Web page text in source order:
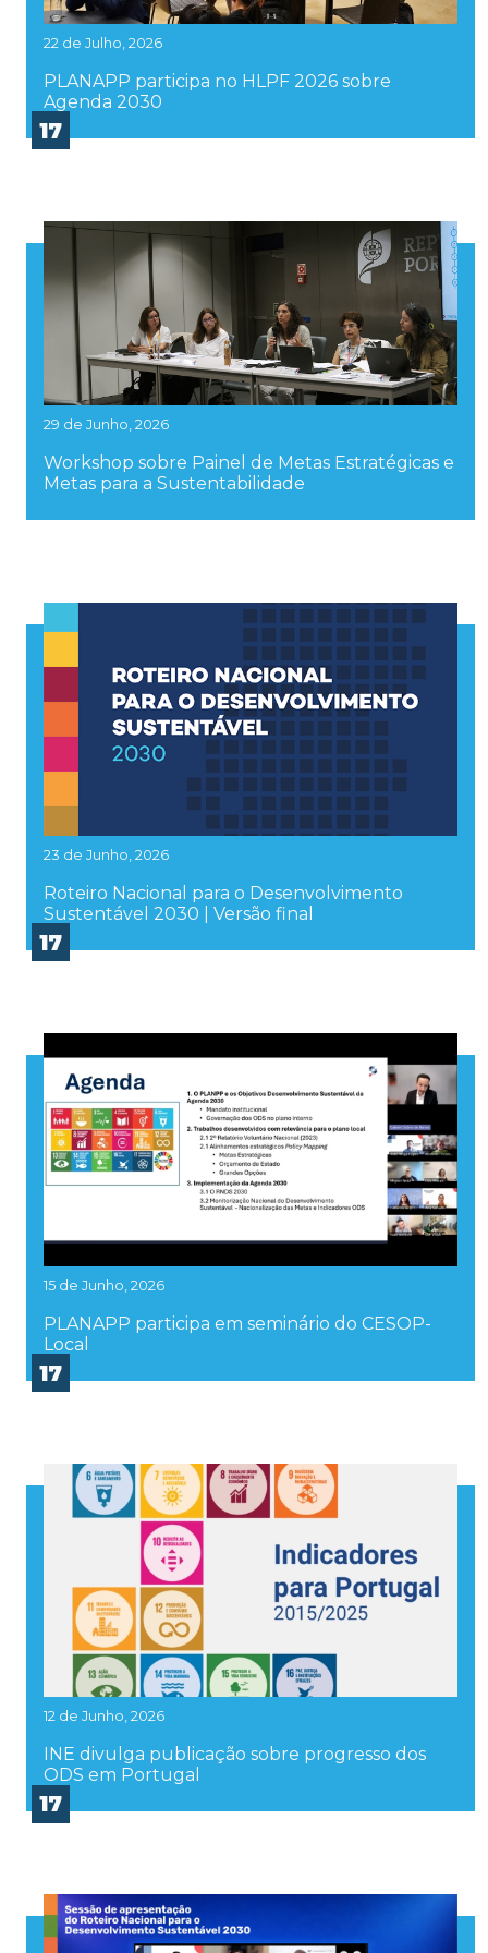
22 de Julho, 2026
PLANAPP participa no HLPF 2026 sobre
Agenda 2030
17
29 de Junho, 2026
Workshop sobre Painel de Metas Estratégicas e
Metas para a Sustentabilidade
23 de Junho, 2026
Roteiro Nacional para o Desenvolvimento
Sustentável 2030 | Versão final
17
15 de Junho, 2026
PLANAPP participa em seminário do CESOP-
Local
17
12 de Junho, 2026
INE divulga publicação sobre progresso dos
ODS em Portugal
17